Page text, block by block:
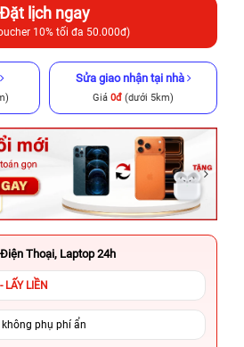
Đặt lịch ngay
10% tối đa 50.000đ)
Sửa giao nhận tại nhà
Giá 0đ (dưới 5km)
Thoại, Laptop 24h
LẤY LIỀN
phụ phí ẩn